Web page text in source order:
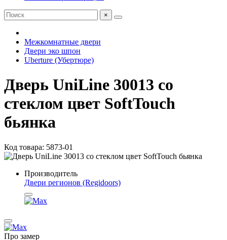
×
Межкомнатные двери
Двери эко шпон
Uberture (Убертюре)
Дверь UniLine 30013 со
стеклом цвет SoftTouch
бьянка
Код товара: 5873-01
Производитель
Двери регионов (Regidoors)
Про замер